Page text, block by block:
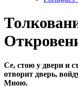
Се, стою у двери и
отворит дверь,
Мною.